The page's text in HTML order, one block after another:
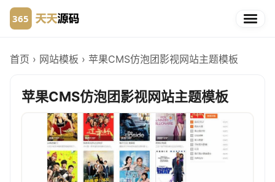
首页 › 网站模板 › 苹果CMS仿泡团影视网站主题模板
苹果CMS仿泡团影视网站主题模板